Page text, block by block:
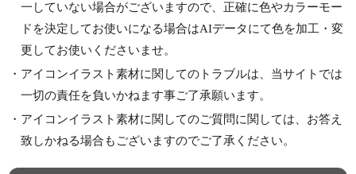
一していない場合がございますので、正確に色やカラーモー
ドを決定してお使いになる場合はAIデータにて色を加工・変
更してお使いくださいませ。
・アイコンイラスト素材に関してのトラブルは、当サイトでは
一切の責任を負いかねます事ご了承願います。
・アイコンイラスト素材に関してのご質問に関しては、お答え
致しかねる場合もございますのでご了承ください。